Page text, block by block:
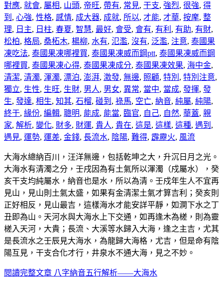
對應, 就會, 屬相, 山頭, 帝旺, 帶有, 常見, 干支, 強烈, 很強, 得
到 , 心強, 性格, 感情, 成大器, 成就, 所以, 才能, 才華, 按摩, 整
理, 日主, 日柱, 春夏, 智慧, 最好, 會受, 會有, 有利 , 有助, 有財,
松柏, 格局, 桑柘木, 楊柳, 水有, 氾濫, 沒有, 泛濫, 注意, 泰國果
凍吃法, 泰國果凍哪裡買, 泰國果凍威而鋼ptt, 泰國果凍威而鋼
哪裡買, 泰國果凍心得, 泰國果凍成分, 泰國果凍效果, 海中金,
清潔, 清濁, 渾濁, 漂泊, 澎湃, 激發, 無邊, 照顧, 特別 , 特別注意,
獨立, 生性, 生旺, 生財, 男人, 男女, 異常, 當中, 當成, 發揮, 發
生, 發達, 相生, 知其, 石榴, 碰到 , 祿馬, 空亡, 納音, 純屬, 純陽,
終于, 緣份, 編輯, 聰明, 能成, 能當, 臨官, 自己, 自然, 華蓋, 親
家, 解析, 變化, 財多, 財運, 貴人, 貴在, 這是, 這樣, 這種, 遇到 ,
遇見, 運勢, 運差, 金錢, 長流水, 陰陽, 難得, 霹靂火, 風流
大海水總納百川，汪洋無邊，包括乾坤之大，升沉日月之光。
大海水有清濁之分，壬戌因為有土氣所以渾濁（戍屬水），癸
亥干支均純屬水，納音也是水，所以為清。壬戍年生人不宜再
見山，見山則土氣太盛，如果有金清潔土氣才算吉利；癸亥則
正好相反，見山最吉，這樣海水才能安詳平靜，如澗下水之丁
丑即為山。天河水與大海水上下交通，如再逢木為槎，則為靈
槎入天河，大貴；長流、大溪等水歸入大海，逢之主吉，尤其
是長流水之壬辰見大海水，為龍歸大海格，尤吉，但是命有陰
陽互見，干支合化才行，井泉水不通大海，見之不妙。
閱讀完整文章 八字納音五行解析——大海水